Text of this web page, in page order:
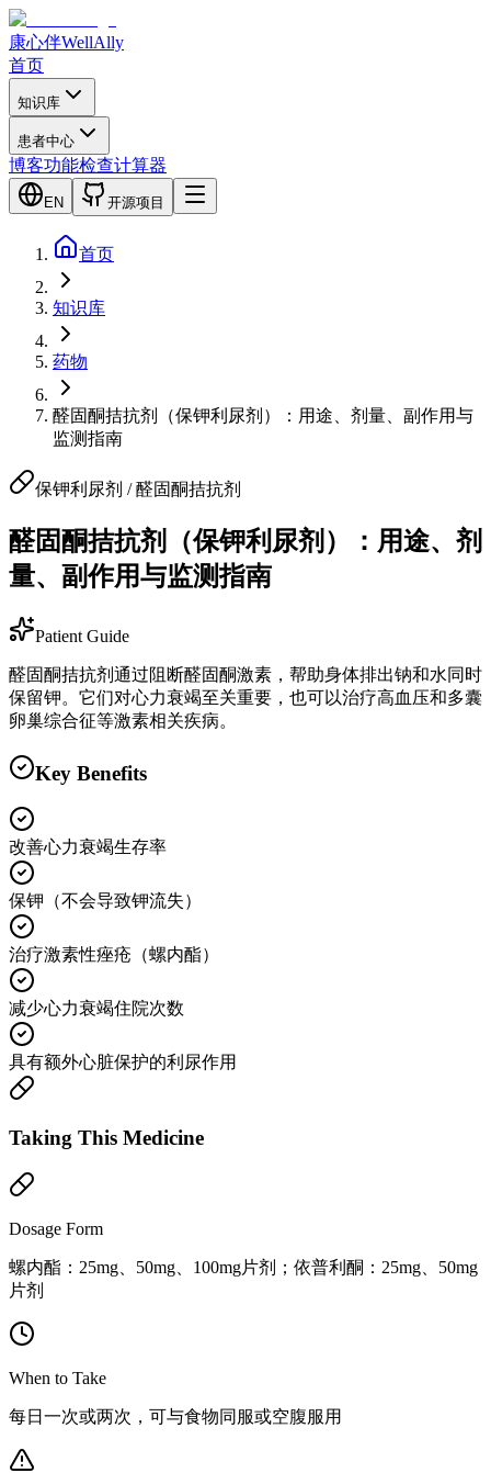
康心伴WellAlly
首页
知识库
患者中心
博客功能检查计算器
EN 开源项目
首页
知识库
药物
醛固酮拮抗剂（保钾利尿剂）：用途、剂量、副作用与
监测指南
保钾利尿剂 / 醛固酮拮抗剂
醛固酮拮抗剂（保钾利尿剂）：用途、剂
量、副作用与监测指南
Patient Guide
醛固酮拮抗剂通过阻断醛固酮激素，帮助身体排出钠和水同时
保留钾。它们对心力衰竭至关重要，也可以治疗高血压和多囊
卵巢综合征等激素相关疾病。
Key Benefits
改善心力衰竭生存率
保钾（不会导致钾流失）
治疗激素性痤疮（螺内酯）
减少心力衰竭住院次数
具有额外心脏保护的利尿作用
Taking This Medicine
Dosage Form
螺内酯：25mg、50mg、100mg片剂；依普利酮：25mg、50mg
片剂
When to Take
每日一次或两次，可与食物同服或空腹服用